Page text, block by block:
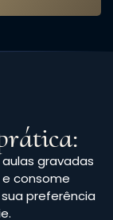
gravadas
consome
preferência